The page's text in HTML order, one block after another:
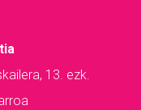
13. ezk.